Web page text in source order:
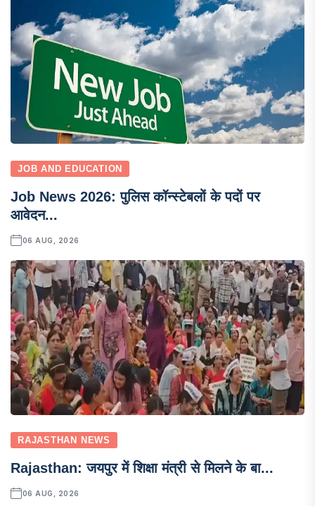
JOB AND EDUCATION
Job News 2026: पुलिस कॉन्स्टेबलों के पदों पर
आवेदन...
06 AUG, 2026
RAJASTHAN NEWS
Rajasthan: जयपुर में शिक्षा मंत्री से मिलने के बा...
06 AUG, 2026